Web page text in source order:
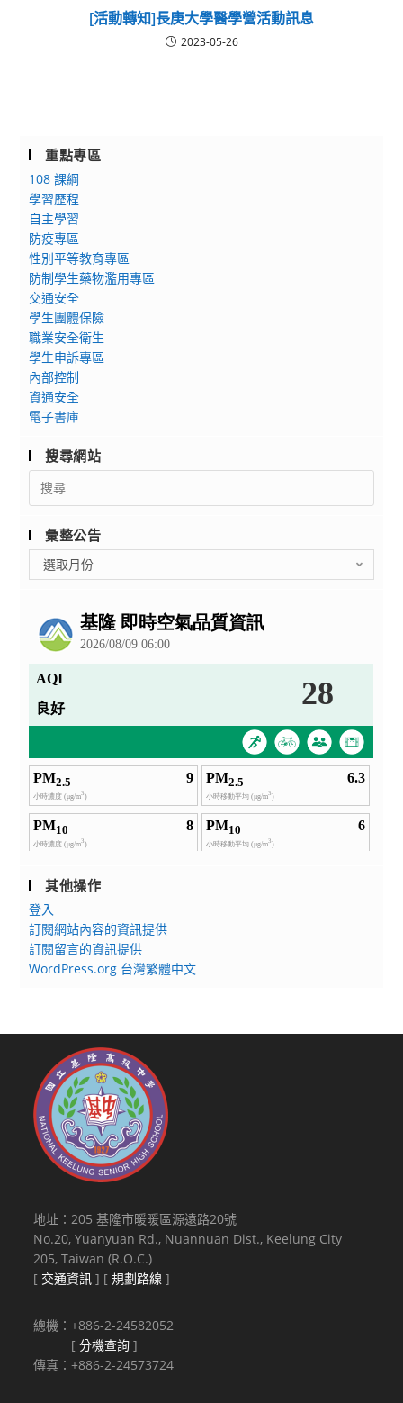
[活動轉知]長庚大學醫學營活動訊息
2023-05-26
重點專區
108 課綱
學習歷程
自主學習
防疫專區
性別平等教育專區
防制學生藥物濫用專區
交通安全
學生團體保險
職業安全衛生
學生申訴專區
內部控制
資通安全
電子書庫
搜尋網站
Search
for:
彙整公告
整
選取月份
其他操作
登入
訂閱網站內容的資訊提供
訂閱留言的資訊提供
WordPress.org 台灣繁體中文
地址：205 基隆市暖暖區源遠路20號
No.20, Yuanyuan Rd., Nuannuan Dist., Keelung City
205, Taiwan (R.O.C.)
[ 交通資訊 ] [規劃路線 ]
總機：+886-2-24582052
[分機查詢 ]
傳真：+886-2-24573724